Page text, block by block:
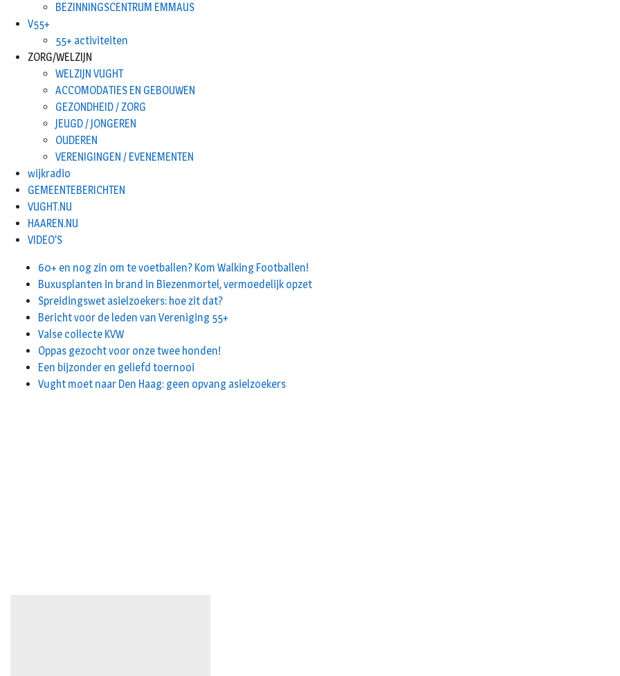
BEZINNINGSCENTRUM EMMAUS
V55+
55+ activiteiten
ZORG/WELZIJN
WELZIJN VUGHT
ACCOMODATIES EN GEBOUWEN
GEZONDHEID / ZORG
JEUGD / JONGEREN
OUDEREN
VERENIGINGEN / EVENEMENTEN
wijkradio
GEMEENTEBERICHTEN
VUGHT.NU
HAAREN.NU
VIDEO’S
60+ en nog zin om te voetballen? Kom Walking Footballen!
Buxusplanten in brand in Biezenmortel, vermoedelijk opzet
Spreidingswet asielzoekers: hoe zit dat?
Bericht voor de leden van Vereniging 55+
Valse collecte KVW
Oppas gezocht voor onze twee honden!
Een bijzonder en geliefd toernooi
Vught moet naar Den Haag: geen opvang asielzoekers